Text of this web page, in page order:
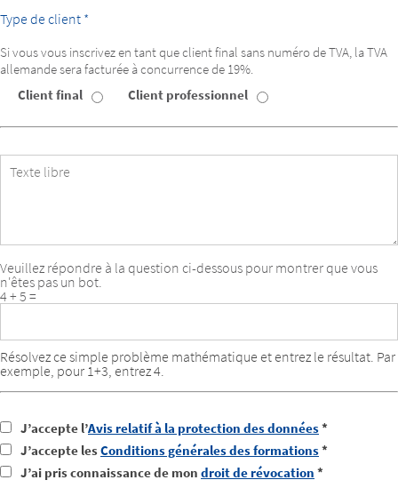
Type de client *
Si vous vous inscrivez en tant que client final sans numéro de TVA, la TVA
allemande sera facturée à concurrence de 19%.
Type
client
Client final Client professionnel
libre
Veuillez répondre à la question ci-dessous pour montrer que vous
n'êtes pas un bot.
4 + 5 =
Résolvez ce simple problème mathématique et entrez le résultat. Par
exemple, pour 1+3, entrez 4.
J’accepte l’Avis relatif à la protection des données*
J’accepte lesConditions générales des formations*
J’ai pris connaissance de mon droit de révocation *